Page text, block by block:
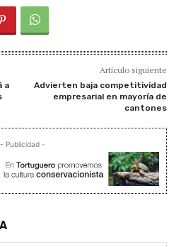
a
Artículo siguiente
Advierten baja competitividad
empresarial en mayoría de
cantones
- Publicidad -